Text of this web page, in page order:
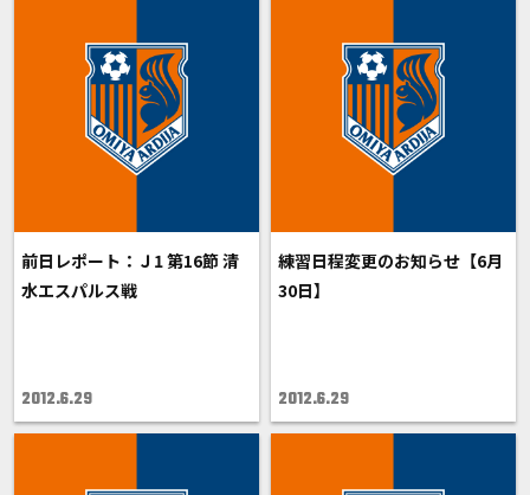
前日レポート：Ｊ1 第16節 清
水エスパルス戦
2012.6.29
練習日程変更のお知らせ【6月
30日】
2012.6.29